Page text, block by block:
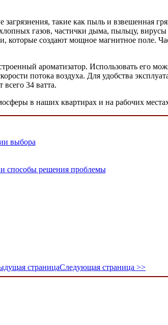
такие как пыль и взвешенная
газов, частички дыма, пыльцу,
которые создают мощное магнитное поле.
ароматизатор. Использовать его
потока воздуха. Для удобства
34 ватта.
в наших квартирах и на рабочих
выбора
и способы решения проблемы
страницаСледующая страница >>